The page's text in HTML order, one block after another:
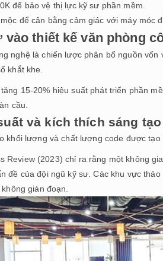
để bảo vệ thị lực kỹ sư phần mềm.
để cân bằng cảm giác với máy móc
vào thiết kế văn phòng
nghệ là chiến lược phân bổ nguồn
khắt khe.
15-20% hiệu suất phát triển phần
cầu.
và kích thích sáng tạo
khối lượng và chất lượng code được tạo
Review (2023) chỉ ra rằng một không
đề của đội ngũ kỹ sư. Các khu vực
gián đoạn.